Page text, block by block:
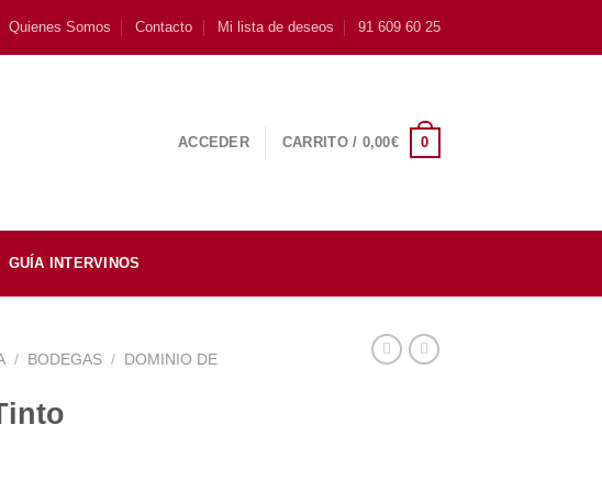
Quienes Somos Contacto Mi lista de deseos 91 609 60 25
ACCEDER CARRITO / 0,00€ 0
GUÍA INTERVINOS
/ BODEGAS /
DOMINIO DE